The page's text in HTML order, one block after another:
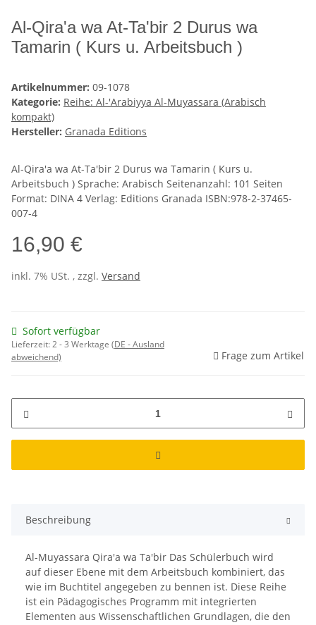
Al-Qira'a wa At-Ta'bir 2 Durus wa
Tamarin ( Kurs u. Arbeitsbuch )
Artikelnummer: 09-1078
Kategorie: Reihe: Al-'Arabiyya Al-Muyassara (Arabisch
kompakt)
Hersteller: Granada Editions
Al-Qira'a wa At-Ta'bir 2 Durus wa Tamarin ( Kurs u.
Arbeitsbuch ) Sprache: Arabisch Seitenanzahl: 101 Seiten
Format: DINA 4 Verlag: Editions Granada ISBN:978-2-37465-
007-4
16,90 €
inkl. 7% USt. , zzgl. Versand
Sofort verfügbar
Lieferzeit:2 - 3 Werktage (DE - Ausland
abweichend)
Frage zum Artikel
Beschreibung
Al-Muyassara Qira'a wa Ta'bir Das Schülerbuch wird
auf dieser Ebene mit dem Arbeitsbuch kombiniert, das
wie im Buchtitel angegeben zu bennen ist. Diese Reihe
ist ein Pädagogisches Programm mit integrierten
Elementen aus Wissenschaftlichen Grundlagen, die den